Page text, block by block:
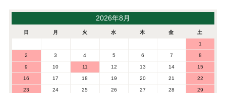
2026年8月
日 月 火 水 木 金 土
1
2 3 4 5 6 7 8
9 10 11 12 13 14 15
16 17 18 19 20 21 22
23 24 25 26 27 28 29